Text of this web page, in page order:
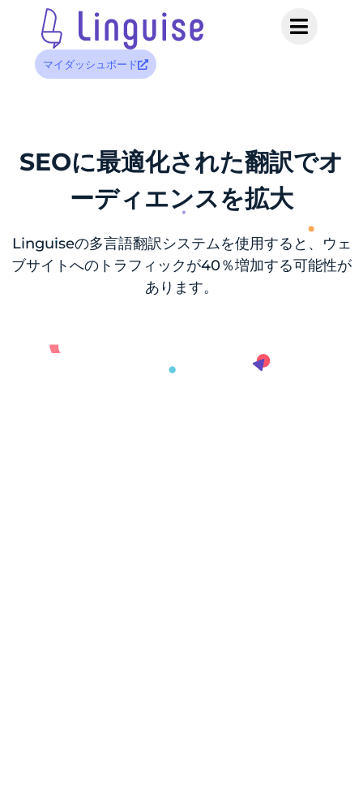
マイダッシュボード
SEOに最適化された翻訳でオ
ーディエンスを拡大
Linguiseの多言語翻訳システムを使用すると、ウェ
ブサイトへのトラフィックが40％増加する可能性が
あります。